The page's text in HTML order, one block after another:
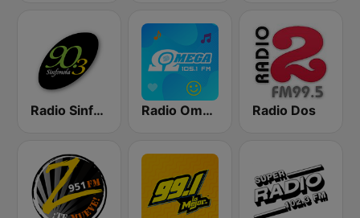
Radio Sinfonola Radio Omega Stereo Radio Dos